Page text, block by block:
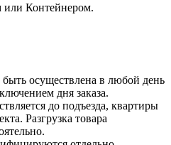
Контейнером.
быть осуществлена в любой день
дня заказа.
до подъезда, квартиры
Разгрузка товара